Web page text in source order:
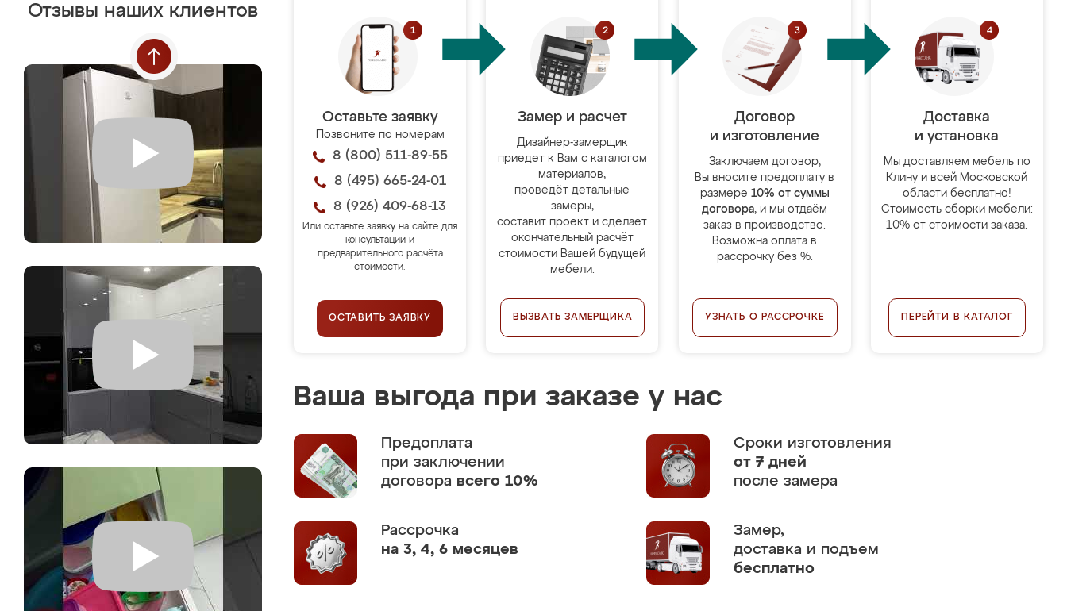
Отзывы наших клиентов
Оставьте заявку
Позвоните по номерам
8 (800) 511-89-55
8 (495) 665-24-01
8 (926) 409-68-13
Или оставьте заявку на сайте для
консультации и
предварительного расчёта
стоимости.
ОСТАВИТЬ ЗАЯВКУ
Замер и расчет
Дизайнер-замерщик
приедет к Вам с каталогом
материалов,
проведёт детальные
замеры,
составит проект и сделает
окончательный расчёт
стоимости Вашей будущей
мебели.
ВЫЗВАТЬ ЗАМЕРЩИКА
Договор
и изготовление
Заключаем договор,
Вы вносите предоплату в
размере 10% от суммы
договора, и мы отдаём
заказ в производство.
Возможна оплата в
рассрочку без %.
УЗНАТЬ О РАССРОЧКЕ
Доставка
и установка
Мы доставляем мебель по
Клину и всей Московской
области бесплатно!
Стоимость сборки мебели:
10% от стоимости заказа.
ПЕРЕЙТИ В КАТАЛОГ
Ваша выгода при заказе у нас
Предоплата
при заключении
договора всего 10%
Сроки изготовления
от 7 дней
после замера
Рассрочка
на 3, 4, 6 месяцев
Замер,
доставка и подъем
бесплатно